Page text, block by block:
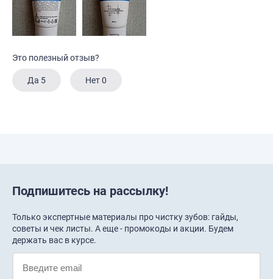
Это полезный отзыв?
Да 5 Нет0
Подпишитесь на рассылку!
Только экспертные материалы про чистку зубов: гайды,
советы и чек листы. А еще - промокоды и акции. Будем
держать вас в курсе.